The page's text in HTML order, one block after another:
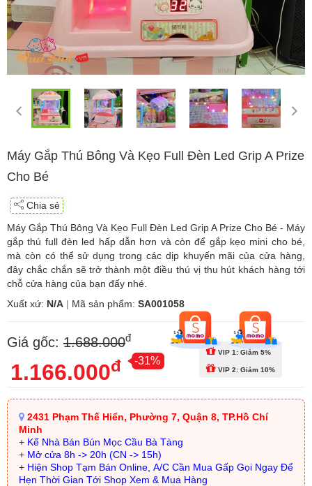
Máy Gắp Thú Bông Và Kẹo Full Đèn Led Grip A Prize
Cho Bé
Chia sẻ
Máy Gắp Thú Bông Và Kẹo Full Đèn Led Grip A Prize Cho Bé - Máy
gắp thú full đèn led hấp dẫn hơn và còn để gắp kẹo mini cho bé,
mà còn có thể sử dụng trong các dịp khuyến mãi của cửa hàng,
đây chắc chắn sẽ trở thành một điều thú vị thu hút khách hàng tới
chỗ cửa hàng của bạn đấy nhé.
Xuất xứ: N/A | Mã sản phẩm: SA001058
Giá gốc: 1.688.000đ
1.166.000đ -31%
VIP 1: Giảm 5%
VIP 2: Giảm 10%
2431 Phạm Thế Hiển, Phường 7, Quận 8, TP.Hồ Chí
Minh
+ Kế Nhà Bán Bún Mọc Cầu Bà Tàng
+ Mở cửa 8h -> 20h (CN -> 15h)
+ Hiện Shop Tạm Bán Online, A/C Cần Mua Gấp Gọi Ngay Để
Hẹn Thời Gian Tới Shop Xem & Mua Hàng